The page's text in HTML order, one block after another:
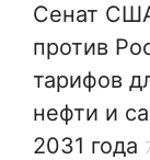
Сенат
против
тарифов
нефти и
2031 года